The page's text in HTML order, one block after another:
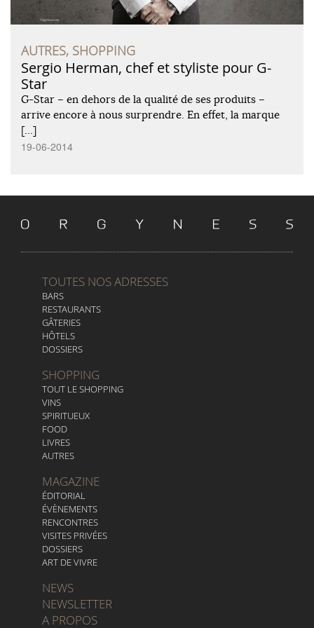
AUTRES, SHOPPING
Sergio Herman, chef et styliste pour G-
Star
G-Star – en dehors de la qualité de ses produits –
arrive encore à nous surprendre. En effet, la marque
[…]
19-06-2014
TOUTES NOS ADRESSES
BARS
RESTAURANTS
GÂTERIES
HÔTELS
DOSSIERS
SHOPPING
TOUT LE SHOPPING
VINS
SPIRITUEUX
FOOD
LIVRES
AUTRES
MAGAZINE
ÉDITORIAL
ÉVÈNEMENTS
RENCONTRES
VISITES PRIVÉES
DOSSIERS
ART DE VIVRE
NEWS
NEWSLETTER
A PROPOS